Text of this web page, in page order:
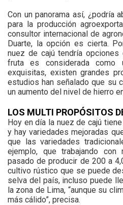
Con un panorama así, ¿podría
para la producción
consultor internacional de
Duarte, la opción es cierta.
nuez de cajú tendría
fruta es considerada
exquisitas, existen grandes
estudios han señalado que su
un aumento del nivel de hierro
LOS MULTI PROPÓSITOS
Hoy en día la nuez de cajú
y hay variedades mejoradas
que las variedades
ejemplo, que trabajando
pasado de producir de 200 a
cultivo rústico que se puede
selva del país, incluso puede
la zona de Lima, “aunque su
más cálido”, precisa.